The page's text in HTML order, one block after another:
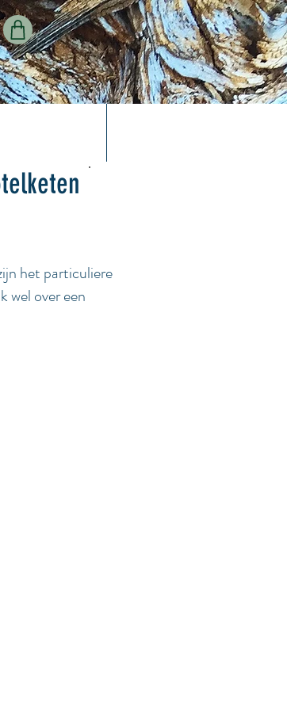
het particuliere
wel over een